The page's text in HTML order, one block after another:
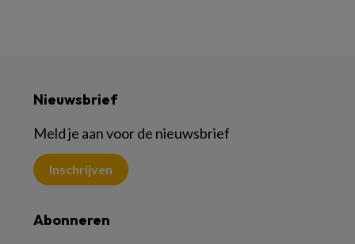
Nieuwsbrief
Meld je aan voor de nieuwsbrief
Inschrijven
Abonneren